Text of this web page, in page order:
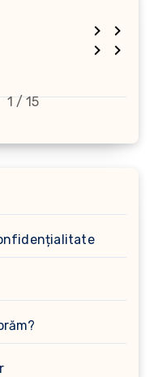
1 / 15